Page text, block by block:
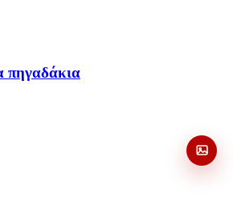
πηγαδάκια